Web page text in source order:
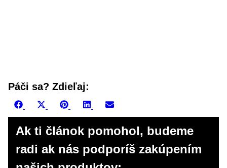
Páči sa? Zdieľaj:
Share
on
Facebook
Share
on
(Twitter)
Share
on
PinterestShare
on
LinkedInShare
on
Ak ti článok pomohol, budeme
radi ak nás podporíš zakúpením